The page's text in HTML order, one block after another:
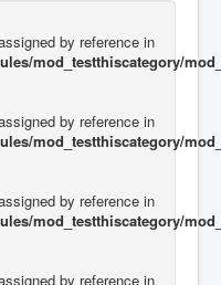
by reference in
mod_testthiscategory/
by reference in
mod_testthiscategory/
by reference in
mod_testthiscategory/
by reference in